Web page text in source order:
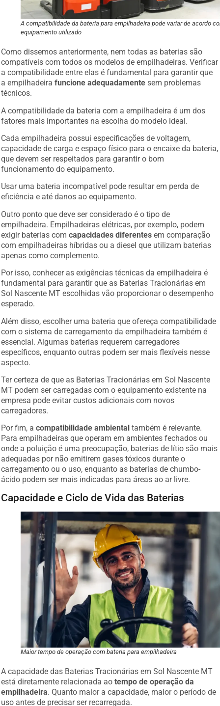
A compatibilidade da bateria para empilhadeira pode variar de acordo
equipamento utilizado
Como dissemos anteriormente, nem todas as baterias são
compatíveis com todos os modelos de empilhadeiras. Verificar
a compatibilidade entre elas é fundamental para garantir que
a empilhadeirafuncione adequadamente sem problemas
técnicos.
A compatibilidade da bateria com a empilhadeira é um dos
fatores mais importantes na escolha do modelo ideal.
Cada empilhadeira possui especificações de voltagem,
capacidade de carga e espaço físico para o encaixe da bateria,
que devem ser respeitados para garantir o bom
funcionamento do equipamento.
Usar uma bateria incompatível pode resultar em perda de
eficiência e até danos ao equipamento.
Outro ponto que deve ser considerado é o tipo de
empilhadeira. Empilhadeiras elétricas, por exemplo, podem
exigir baterias comcapacidades diferentes em comparação
com empilhadeiras híbridas ou a diesel que utilizam baterias
apenas como complemento.
Por isso, conhecer as exigências técnicas da empilhadeira é
fundamental para garantir que as Baterias Tracionárias em
Sol Nascente MT escolhidas vão proporcionar o desempenho
esperado.
Além disso, escolher uma bateria que ofereça compatibilidade
com o sistema de carregamento da empilhadeira também é
essencial. Algumas baterias requerem carregadores
específicos, enquanto outras podem ser mais flexíveis nesse
aspecto.
Ter certeza de que as Baterias Tracionárias em Sol Nascente
MT podem ser carregadas com o equipamento existente na
empresa pode evitar custos adicionais com novos
carregadores.
Por fim, acompatibilidade ambiental também é relevante.
Para empilhadeiras que operam em ambientes fechados ou
onde a poluição é uma preocupação, baterias de lítio são mais
adequadas por não emitirem gases tóxicos durante o
carregamento ou o uso, enquanto as baterias de chumbo-
ácido podem ser mais indicadas para áreas ao ar livre.
Capacidade e Ciclo de Vida das Baterias
Maior tempo de operação com bateria para empilhadeira
A capacidade das Baterias Tracionárias em Sol Nascente MT
está diretamente relacionada aotempo de operação da
empilhadeira . Quanto maior a capacidade, maior o período de
uso antes de precisar ser recarregada.